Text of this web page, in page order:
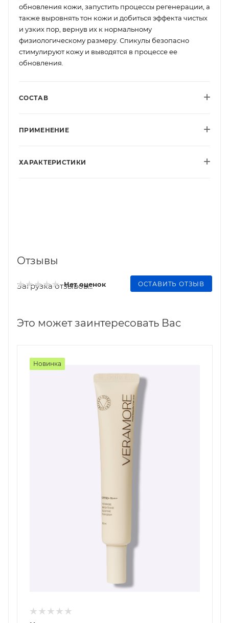
обновления кожи, запустить процессы регенерации, а
также выровнять тон кожи и добиться эффекта чистых
и узких пор, вернув их к нормальному
физиологическому размеру. Спикулы безопасно
стимулируют кожу и выводятся в процессе ее
обновления.
СОСТАВ
ПРИМЕНЕНИЕ
ХАРАКТЕРИСТИКИ
Отзывы
Нет оценок ОСТАВИТЬ ОТЗЫВ
Загрузка отзывов...
Это может заинтересовать Вас
Новинка